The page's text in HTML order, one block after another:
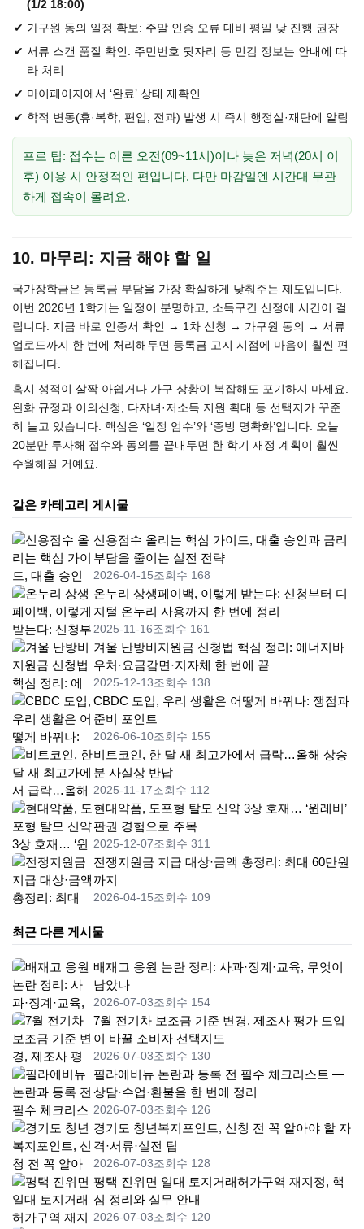
(1/2 18:00)
가구원 동의 일정 확보: 주말 인증 오류 대비 평일 낮 진행 권장
서류 스캔 품질 확인: 주민번호 뒷자리 등 민감 정보는 안내에 따
라 처리
마이페이지에서 ‘완료’ 상태 재확인
학적 변동(휴·복학, 편입, 전과) 발생 시 즉시 행정실·재단에 알림
프로 팁: 접수는 이른 오전(09~11시)이나 늦은 저녁(20시 이
후) 이용 시 안정적인 편입니다. 다만 마감일엔 시간대 무관
하게 접속이 몰려요.
10. 마무리: 지금 해야 할 일
국가장학금은 등록금 부담을 가장 확실하게 낮춰주는 제도입니다.
이번 2026년 1학기는 일정이 분명하고, 소득구간 산정에 시간이 걸
립니다. 지금 바로 인증서 확인 → 1차 신청 → 가구원 동의 → 서류
업로드까지 한 번에 처리해두면 등록금 고지 시점에 마음이 훨씬 편
해집니다.
혹시 성적이 살짝 아쉽거나 가구 상황이 복잡해도 포기하지 마세요.
완화 규정과 이의신청, 다자녀·저소득 지원 확대 등 선택지가 꾸준
히 늘고 있습니다. 핵심은 ‘일정 엄수’와 ‘증빙 명확화’입니다. 오늘
20분만 투자해 접수와 동의를 끝내두면 한 학기 재정 계획이 훨씬
수월해질 거예요.
같은 카테고리 게시물
신용점수 올리는 핵심 가이드, 대출 승인과 금리
부담을 줄이는 실전 전략
2026-04-15조회수 168
온누리 상생페이백, 이렇게 받는다: 신청부터 디
지털 온누리 사용까지 한 번에 정리
2025-11-16조회수 161
겨울 난방비지원금 신청법 핵심 정리: 에너지바
우처·요금감면·지자체 한 번에 끝
2025-12-13조회수 138
CBDC 도입, 우리 생활은 어떻게 바뀌나: 쟁점과
준비 포인트
2026-06-10조회수 155
비트코인, 한 달 새 최고가에서 급락…올해 상승
분 사실상 반납
2025-11-17조회수 112
현대약품, 도포형 탈모 신약 3상 호재… ‘윈레비’
판권 경험으로 주목
2025-12-07조회수 311
전쟁지원금 지급 대상·금액 총정리: 최대 60만원
까지
2026-04-15조회수 109
최근 다른 게시물
배재고 응원 논란 정리: 사과·징계·교육, 무엇이
남았나
2026-07-03조회수 154
7월 전기차 보조금 기준 변경, 제조사 평가 도입
이 바꿀 소비자 선택지도
2026-07-03조회수 130
필라에비뉴 논란과 등록 전 필수 체크리스트 —
상담·수업·환불을 한 번에 정리
2026-07-03조회수 126
경기도 청년복지포인트, 신청 전 꼭 알아야 할 자
격·서류·실전 팁
2026-07-03조회수 128
평택 진위면 일대 토지거래허가구역 재지정, 핵
심 정리와 실무 안내
2026-07-03조회수 120